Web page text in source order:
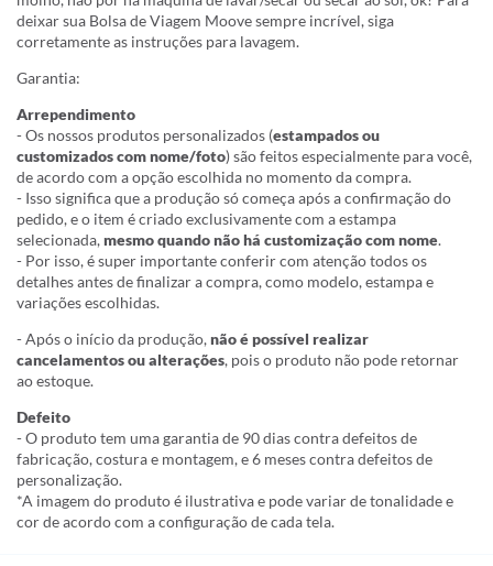
deixar sua Bolsa de Viagem Moove sempre incrível, siga
corretamente as instruções para lavagem.
Garantia:
Arrependimento
- Os nossos produtos personalizados (estampados ou
customizados com nome/foto) são feitos especialmente para você,
de acordo com a opção escolhida no momento da compra.
- Isso significa que a produção só começa após a confirmação do
pedido, e o item é criado exclusivamente com a estampa
selecionada,mesmo quando não há customização com nome.
- Por isso, é super importante conferir com atenção todos os
detalhes antes de finalizar a compra, como modelo, estampa e
variações escolhidas.
- Após o início da produção,não é possível realizar
cancelamentos ou alterações, pois o produto não pode retornar
ao estoque.
Defeito
- O produto tem uma garantia de 90 dias contra defeitos de
fabricação, costura e montagem, e 6 meses contra defeitos de
personalização.
*A imagem do produto é ilustrativa e pode variar de tonalidade e
cor de acordo com a configuração de cada tela.